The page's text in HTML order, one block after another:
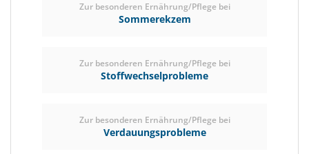
Zur besonderen Ernährung/Pflege bei
Sommerekzem
Zur besonderen Ernährung/Pflege bei
Stoffwechselprobleme
Zur besonderen Ernährung/Pflege bei
Verdauungsprobleme